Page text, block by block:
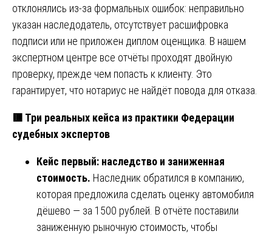
отклонялись из-за формальных ошибок: неправильно
указан наследодатель, отсутствует расшифровка
подписи или не приложен диплом оценщика. В нашем
экспертном центре все отчёты проходят двойную
проверку, прежде чем попасть к клиенту. Это
гарантирует, что нотариус не найдёт повода для отказа.
🟥 Три реальных кейса из практики Федерации
судебных экспертов
Кейс первый: наследство и заниженная
стоимость. Наследник обратился в компанию,
которая предложила сделать оценку автомобиля
дёшево — за 1500 рублей. В отчёте поставили
заниженную рыночную стоимость, чтобы